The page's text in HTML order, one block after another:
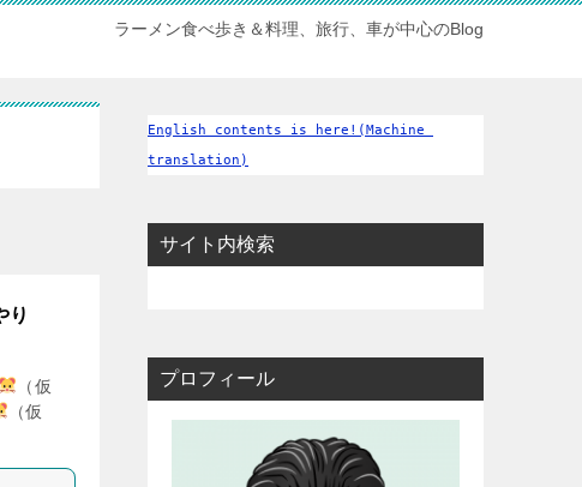
ラーメン食べ歩き＆料理、旅行、車が中心のBlog
り
（仮
（仮
English contents is here!(Machine
translation)
サイト内検索
プロフィール